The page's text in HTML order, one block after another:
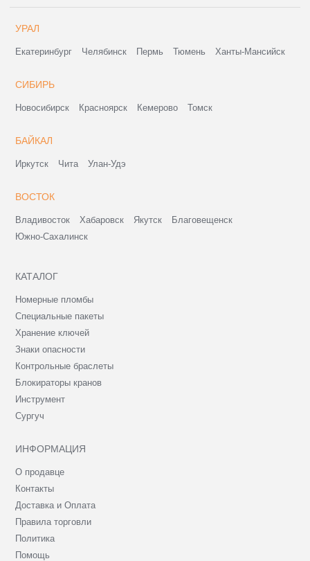
УРАЛ
Екатеринбург Челябинск Пермь Тюмень Ханты-Мансийск
СИБИРЬ
Новосибирск Красноярск Кемерово Томск
БАЙКАЛ
Иркутск Чита Улан-Удэ
ВОСТОК
Владивосток Хабаровск Якутск
Благовещенск
Южно-Сахалинск
КАТАЛОГ
Номерные пломбы
Специальные пакеты
Хранение ключей
Знаки опасности
Контрольные браслеты
Блокираторы кранов
Инструмент
Сургуч
ИНФОРМАЦИЯ
О продавце
Контакты
Доставка и Оплата
Правила торговли
Политика
Помощь